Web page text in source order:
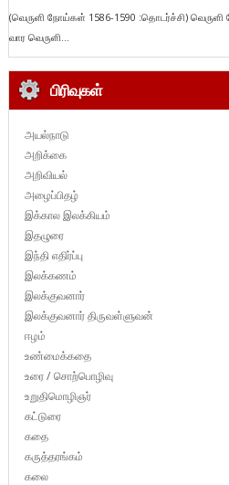
(வெருளி நோய்கள் 1586-1590 :தொடர்ச்சி)
வார வெருளி...
பிரிவுகள்
அயல்நாடு
அறிக்கை
அறிவியல்
அழைப்பிதழ்
இக்கால இலக்கியம்
இதழுரை
இந்தி எதிர்ப்பு
இலக்கணம்
இலக்குவனார்
இலக்குவனார் திருவள்ளுவன்
ஈழம்
உண்மைக்கதை
உரை / சொற்பொழிவு
உறுதிமொழிஞர்
கட்டுரை
கதை
கருத்தரங்கம்
கலை